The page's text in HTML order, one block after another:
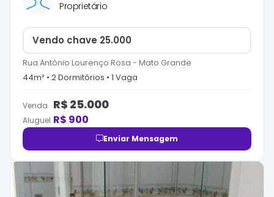
Proprietário
Vendo chave 25.000
Rua Antônio Lourenço Rosa - Mato Grande
44m² • 2Dormitórios • 1 Vaga
Venda R$ 25.000
Aluguel R$ 900
Enviar Mensagem